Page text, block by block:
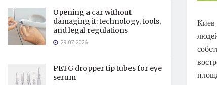
Opening a car without
damaging it: technology, tools,
and legal regulations
29.07.2026
PETG dropper tip tubes for eye
serum
Киев